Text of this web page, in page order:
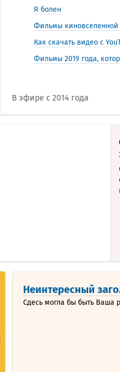
Я болен
Фильмы киновселенной
Как скачать видео с
Фильмы 2019 года,
В эфире с 2014 года
Неинтересный
Сдесь могла бы быть Ваша